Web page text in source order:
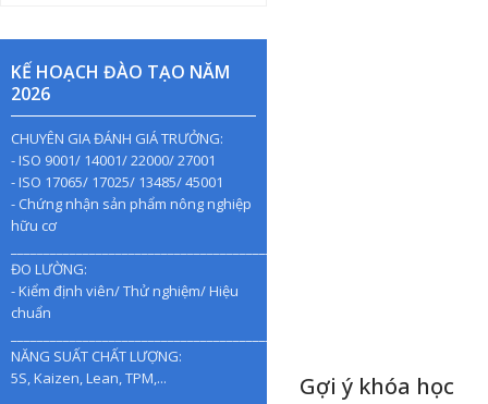
KẾ HOẠCH ĐÀO TẠO NĂM
2026
CHUYÊN GIA ĐÁNH GIÁ TRƯỞNG:
- ISO 9001/ 14001/ 22000/ 27001
- ISO 17065/ 17025/ 13485/ 45001
- Chứng nhận sản phẩm nông nghiệp
hữu cơ
ĐO LƯỜNG:
- Kiểm định viên/ Thử nghiệm/ Hiệu
chuẩn
NĂNG SUẤT CHẤT LƯỢNG:
5S, Kaizen, Lean, TPM,...
Gợi ý khóa học